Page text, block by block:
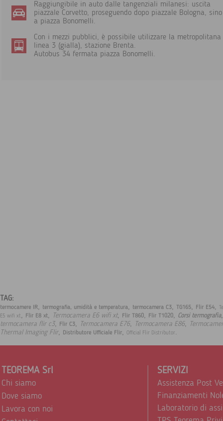
Raggiungibile in auto dalle tangenziali milanesi: uscita
piazzale Corvetto, proseguendo dopo piazzale Bologna, sino
a piazza Bonomelli.
Con i mezzi pubblici, è possibile utilizzare la metropolitana
linea 3 (gialla), stazione Brenta.
Autobus 34 fermata piazza Bonomelli.
TAG:
termocamere IR, termografia, umidità e temperatura, termocamera C3, TG165, Flir E54,
E5 wifi xt, Flir E8 xt, Termocamera E6 wifi xt, Flir T860, Flir T1020, Corsi termografia,
termocamera flir c3, Flir C3, Termocamera E76, Termocamera E86,
Thermal Imaging Flir, Distributore Ufficiale Flir, Official Flir Distributor.
TEOREMA Srl
Chi siamo
Dove siamo
Lavora con noi
SERVIZI
Assistenza Post
Finanziamenti
Laboratorio di